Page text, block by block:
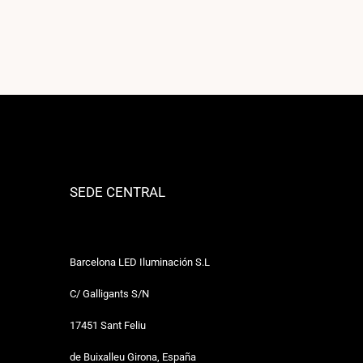
SEDE CENTRAL
Barcelona LED Iluminación S.L
C/ Galligants S/N
17451 Sant Feliu
de Buixalleu Girona, España